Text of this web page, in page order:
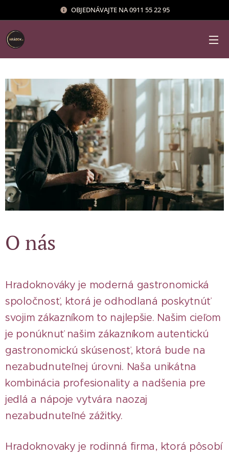
OBJEDNÁVAJTE NA 0911 55 22 95
O nás
Hradoknováky je moderná gastronomická
spoločnosť, ktorá je odhodlaná poskytnúť
svojim zákazníkom to najlepšie. Našim cieľom
je ponúknuť našim zákazníkom autentickú
gastronomickú skúsenosť, ktorá bude na
nezabudnuteľnej úrovni. Naša unikátna
kombinácia profesionality a nadšenia pre
jedlá a nápoje vytvára naozaj
nezabudnuteľné zážitky.
Hradoknovaky je rodinná firma, ktorá pôsobí